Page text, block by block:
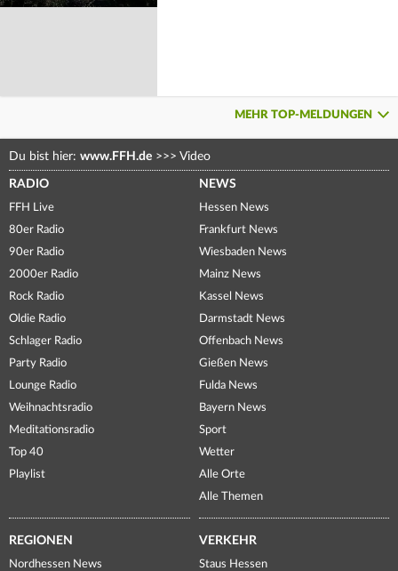
MEHR TOP-MELDUNGEN
Du bist hier: www.FFH.de >>> Video
RADIO
FFH Live
80er Radio
90er Radio
2000er Radio
Rock Radio
Oldie Radio
Schlager Radio
Party Radio
Lounge Radio
Weihnachtsradio
Meditationsradio
Top 40
Playlist
NEWS
Hessen News
Frankfurt News
Wiesbaden News
Mainz News
Kassel News
Darmstadt News
Offenbach News
Gießen News
Fulda News
Bayern News
Sport
Wetter
Alle Orte
Alle Themen
REGIONEN
Nordhessen News
VERKEHR
Staus Hessen